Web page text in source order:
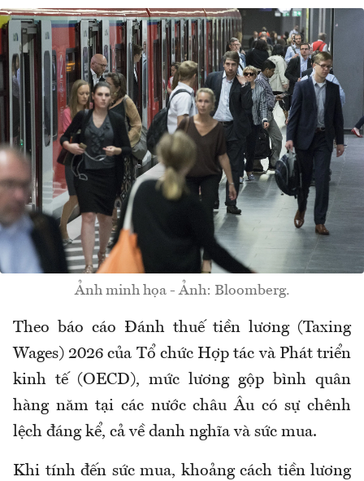
Ảnh minh họa - Ảnh: Bloomberg.
Theo báo cáo Đánh thuế tiền lương (Taxing
Wages) 2026 của Tổ chức Hợp tác và Phát triển
kinh tế (OECD), mức lương gộp bình quân
hàng năm tại các nước châu Âu có sự chênh
lệch đáng kể, cả về danh nghĩa và sức mua.
Khi tính đến sức mua, khoảng cách tiền lương